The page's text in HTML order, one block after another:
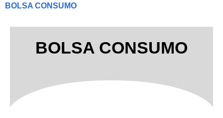
BOLSA CONSUMO
BOLSA CONSUMO